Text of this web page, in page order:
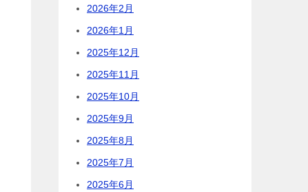
2026年2月
2026年1月
2025年12月
2025年11月
2025年10月
2025年9月
2025年8月
2025年7月
2025年6月